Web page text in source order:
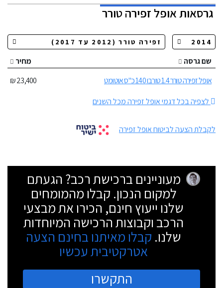
גרסאותאופל זפירה טורר
שם גרסה
מחיר
אופל זפירה טורר 1.4 טורבו 140 כ"ס אוטומט
23,400 ₪
לצפיה בכל דגמי אופל זפירה מכל השנים
לקבלת הצעה לביטוח אופל זפירה
מעוניינים ברכישת רכב? הגעתם
למקום הנכון. קבלו מהמומחים
שלנו ייעוץ חינם, הכירו את מבצעי
הרכב וקבוצות הרכישה המיוחדות
שלנו. קבלו מאיתנו בחינם הצעה
אטרקטיבית עכשיו
התקשרו